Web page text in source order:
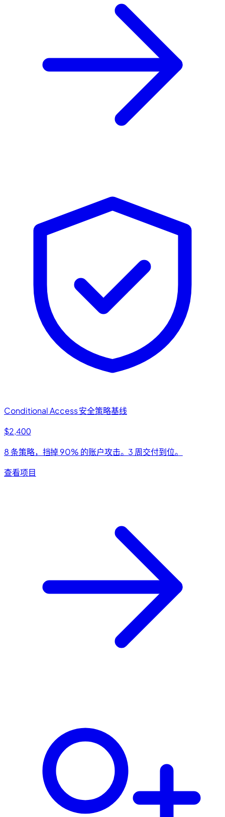
Conditional Access 安全策略基线
$2,400
8 条策略，挡掉 90% 的账户攻击。3 周交付到位。
查看项目